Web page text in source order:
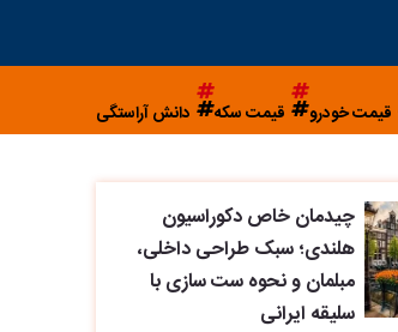
قیمت خودرو قیمت سکه دانش آراستگی
چیدمان خاص دکوراسیون
هلندی؛ سبک طراحی داخلی،
مبلمان و نحوه ست سازی با
سلیقه ایرانی